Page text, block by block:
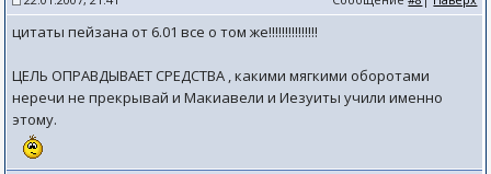
цитаты пейзана от 6.01 все о том же!!!!!!!!!!!!!!!
ЦЕЛЬ ОПРАВДЫВАЕТ СРЕДСТВА , какими мягкими оборотами
неречи не прекрывай и Макиавели и Иезуиты учили именно
этому.